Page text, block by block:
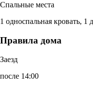
Спальные места
1 односпальная кровать, 1
Правила дома
Заезд
после 14:00